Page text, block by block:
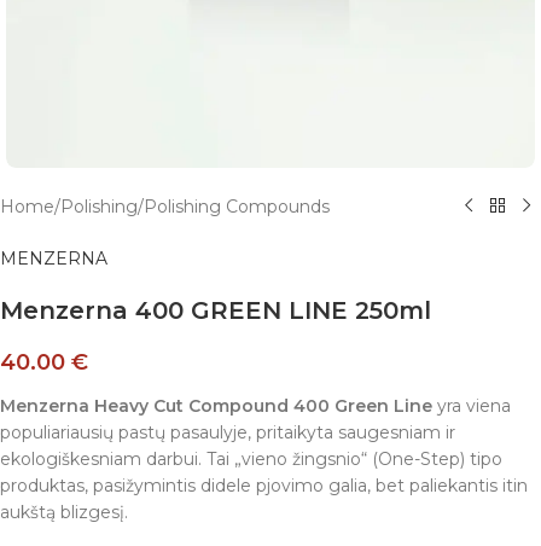
Home/Polishing/Polishing Compounds
MENZERNA
Menzerna 400 GREEN LINE 250ml
40.00 €
Menzerna Heavy Cut Compound 400 Green Line yra viena
populiariausių pastų pasaulyje, pritaikyta saugesniam ir
ekologiškesniam darbui. Tai „vieno žingsnio“ (One-Step) tipo
produktas, pasižymintis didele pjovimo galia, bet paliekantis itin
aukštą blizgesį.